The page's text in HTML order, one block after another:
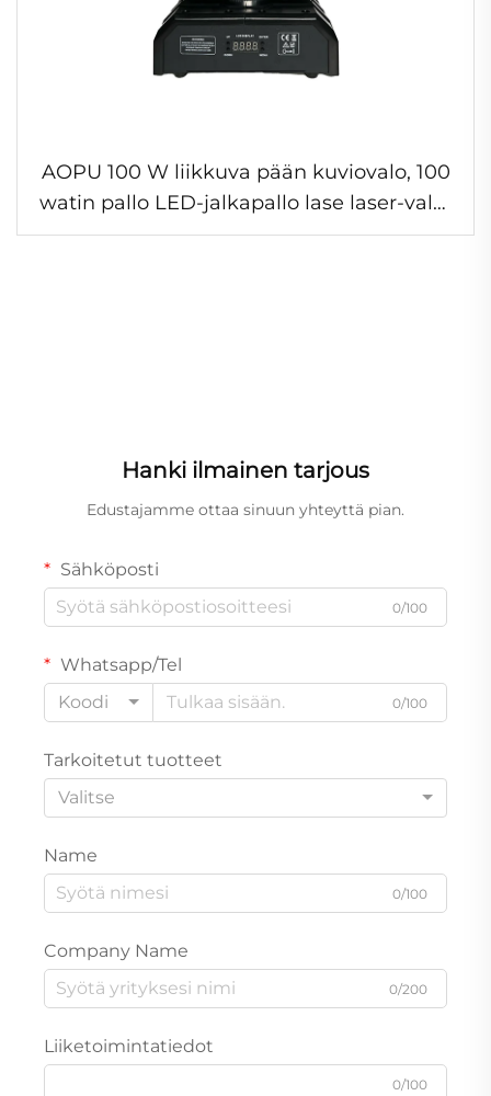
AOPU 100 W liikkuva pään kuviovalo, 100
watin pallo LED-jalkapallo lase laser-valot
yökerhoon, DJ, discoon
Hanki ilmainen tarjous
Edustajamme ottaa sinuun yhteyttä pian.
Sähköposti
0/100
Whatsapp/Tel
Koodi
0/100
Tarkoitetut tuotteet
Valitse
Name
0/100
Company Name
0/200
Liiketoimintatiedot
0/100